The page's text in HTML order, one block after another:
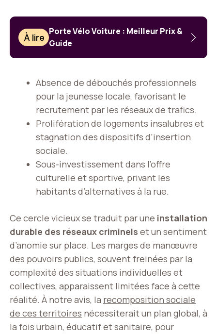
À lire
Porte Vélo Voiture : Meilleur Prix &
Guide
Absence de débouchés professionnels
pour la jeunesse locale, favorisant le
recrutement par les réseaux de trafics.
Prolifération de logements insalubres et
stagnation des dispositifs d’insertion
sociale.
Sous-investissement dans l’offre
culturelle et sportive, privant les
habitants d’alternatives à la rue.
Ce cercle vicieux se traduit par une installation
durable des réseaux criminels et un sentiment
d’anomie sur place. Les marges de manœuvre
des pouvoirs publics, souvent freinées par la
complexité des situations individuelles et
collectives, apparaissent limitées face à cette
réalité. À notre avis, la recomposition sociale
de ces territoires nécessiterait un plan global, à
la fois urbain, éducatif et sanitaire, pour